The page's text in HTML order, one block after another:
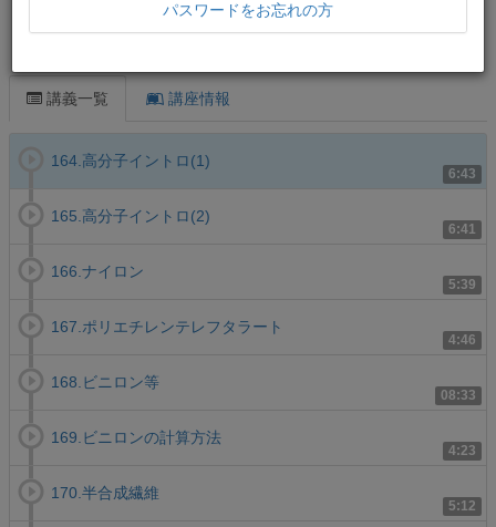
講義一覧 講座情報
6:43
164.高分子イントロ(1)
6:41
165.高分子イントロ(2)
5:39
166.ナイロン
4:46
167.ポリエチレンテレフタラート
08:33
168.ビニロン等
4:23
169.ビニロンの計算方法
5:12
170.半合成繊維
パスワードをお忘れの方